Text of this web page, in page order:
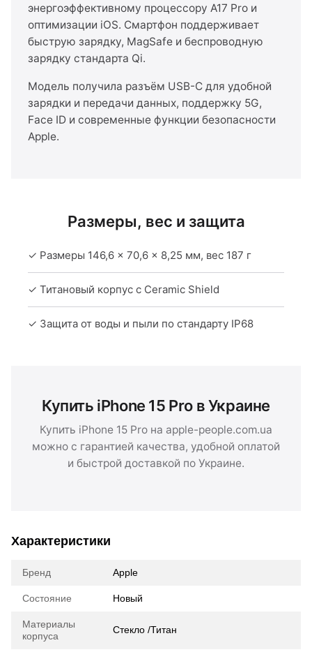
энергоэффективному процессору A17 Pro и
оптимизации iOS. Смартфон поддерживает
быструю зарядку, MagSafe и беспроводную
зарядку стандарта Qi.
Модель получила разъём USB-C для удобной
зарядки и передачи данных, поддержку 5G,
Face ID и современные функции безопасности
Apple.
Размеры, вес и защита
✓ Размеры 146,6 × 70,6 × 8,25 мм, вес 187 г
✓ Титановый корпус с Ceramic Shield
✓ Защита от воды и пыли по стандарту IP68
Купить iPhone 15 Pro в Украине
Купить iPhone 15 Pro на apple-people.com.ua
можно с гарантией качества, удобной оплатой
и быстрой доставкой по Украине.
Характеристики
Бренд Apple
Состояние Новый
Материалы
корпуса
Стекло /Титан